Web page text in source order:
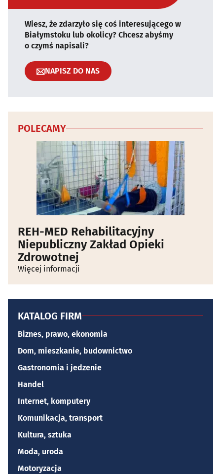
Wiesz, że zdarzyło się coś interesującego w
Białymstoku lub okolicy? Chcesz abyśmy
o czymś napisali?
NAPISZ DO NAS
POLECAMY
REH-MED Rehabilitacyjny
Niepubliczny Zakład Opieki
Zdrowotnej
Więcej informacji
KATALOG FIRM
Biznes, prawo, ekonomia
Dom, mieszkanie, budownictwo
Gastronomia i jedzenie
Handel
Internet, komputery
Komunikacja, transport
Kultura, sztuka
Moda, uroda
Motoryzacja